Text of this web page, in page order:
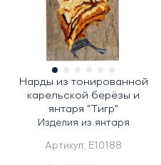
Нарды из тонированной
карельской берёзы и
янтаря "Тигр"
Изделия из янтаря
Артикул: E10188